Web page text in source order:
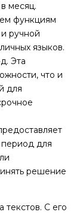
месяц.
функциям
ручной
языков.
Эта
что и
для
для
решение
текстов. С его